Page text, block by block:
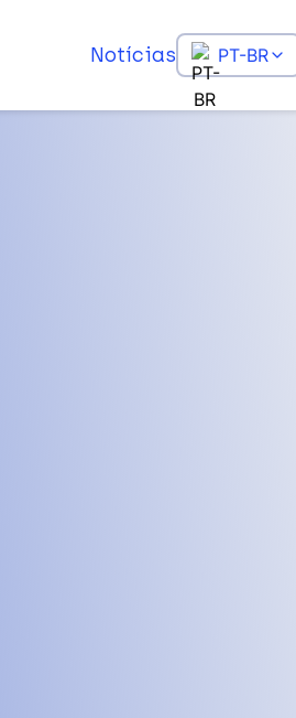
Notícias PT-BR